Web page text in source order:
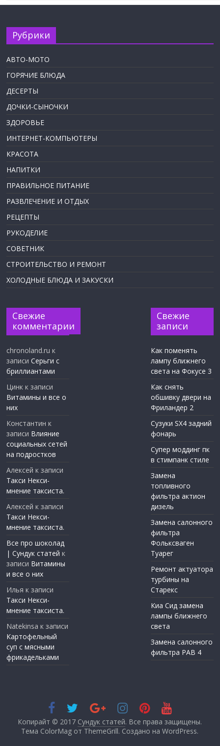
Рубрики
АВТО-МОТО
ГОРЯЧИЕ БЛЮДА
ДЕСЕРТЫ
ДОЧКИ-СЫНОЧКИ
ЗДОРОВЬЕ
ИНТЕРНЕТ-КОМПЬЮТЕРЫ
КРАСОТА
НАПИТКИ
ПРАВИЛЬНОЕ ПИТАНИЕ
РАЗВЛЕЧЕНИЕ И ОТДЫХ
РЕЦЕПТЫ
РУКОДЕЛИЕ
СОВЕТНИК
СТРОИТЕЛЬСТВО И РЕМОНТ
ХОЛОДНЫЕ БЛЮДА И ЗАКУСКИ
Свежие
комментарии
chronoland.ru к
записиСерьги с
бриллиантами
Цинк к записи
Витамины и все о
них
Константин к
записи Влияние
социальных сетей
на подростков
Алексей к записи
Такси Некси-
мнение таксиста.
Алексей к записи
Такси Некси-
мнение таксиста.
Все про шоколад
| Сундук статей к
записи Витамины
и все о них
Илья к записи
Такси Некси-
мнение таксиста.
Natekinsa к записи
Картофельный
суп с мясными
фрикадельками
Свежие
записи
Как поменять
лампу ближнего
света на Фокусе 3
Как снять
обшивку двери на
Фриландер 2
Сузуки SX4 задний
фонарь
Супер моддинг пк
в стимпанк стиле
Замена
топливного
фильтра актион
дизель
Замена салонного
фильтра
Фольксваген
Туарег
Ремонт актуатора
турбины на
Старекс
Киа Сид замена
лампы ближнего
света
Замена салонного
фильтра РАВ 4
Копирайт © 2017 Сундук статей. Все права защищены.
Тема ColorMag от ThemeGrill. Создано наWordPress.